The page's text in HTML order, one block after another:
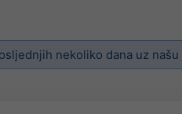
nekoliko dana uz našu